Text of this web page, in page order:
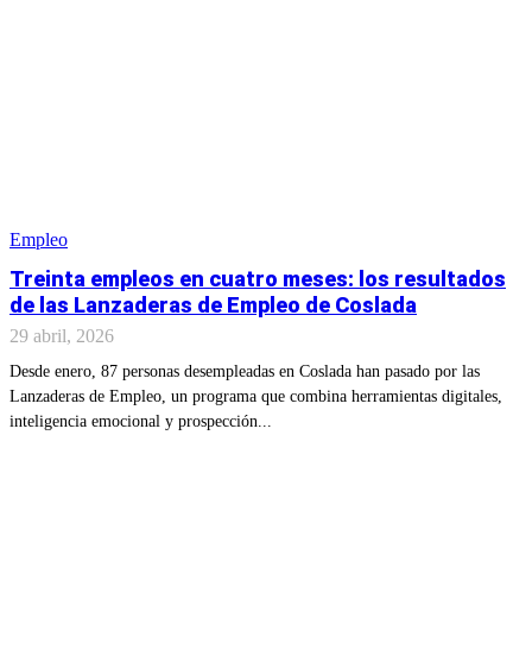
Empleo
Treinta empleos en cuatro meses: los resultados
de las Lanzaderas de Empleo de Coslada
29 abril, 2026
Desde enero, 87 personas desempleadas en Coslada han pasado por las
Lanzaderas de Empleo, un programa que combina herramientas digitales,
inteligencia emocional y prospección...